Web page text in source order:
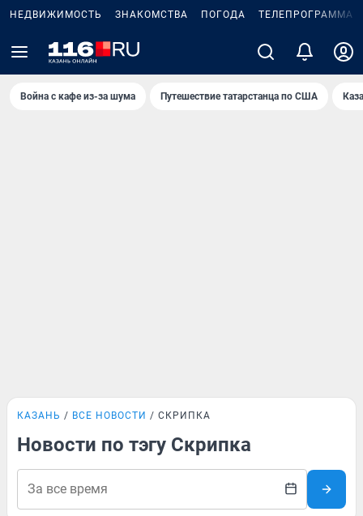
НЕДВИЖИМОСТЬ ЗНАКОМСТВА ПОГОДА ТЕЛЕПРОГРАММА
Война с кафе из-за шума Путешествие татарстанца по США
КАЗАНЬ ВСЕ НОВОСТИ СКРИПКА
Новости по тэгу Скрипка